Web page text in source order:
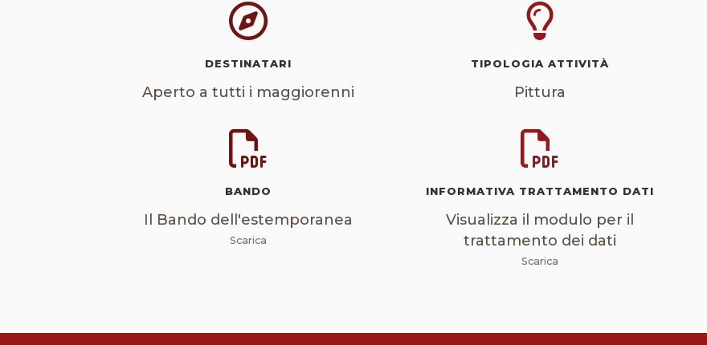
DESTINATARI
Aperto a tutti i maggiorenni
TIPOLOGIA ATTIVITÀ
Pittura
BANDO
Il Bando dell'estemporanea
Scarica
INFORMATIVA TRATTAMENTO DATI
Visualizza il modulo per il
trattamento dei dati
Scarica